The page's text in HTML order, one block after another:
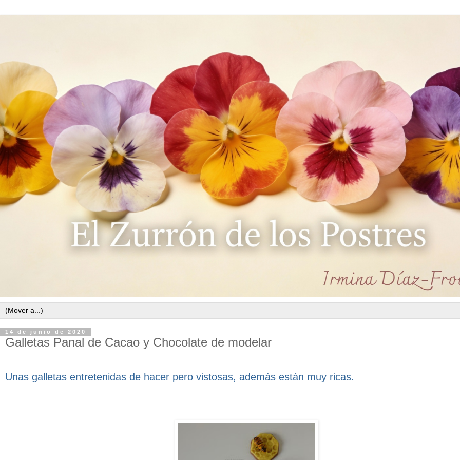
14 de junio de 2020
Galletas Panal de Cacao y Chocolate de modelar
Unas galletas entretenidas de hacer pero vistosas, además están muy ricas.